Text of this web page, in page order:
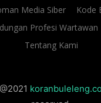
Media Siber
Kode
Profesi Wartawan
Tentang Kami